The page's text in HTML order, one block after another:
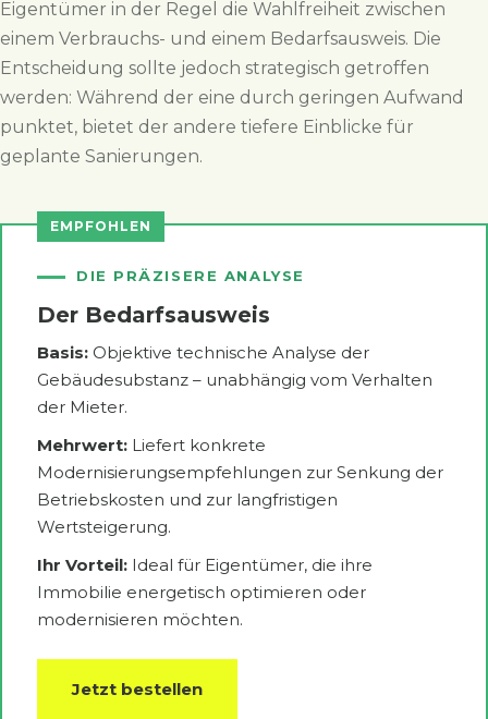
Eigentümer in der Regel die Wahlfreiheit zwischen
einem Verbrauchs- und einem Bedarfsausweis. Die
Entscheidung sollte jedoch strategisch getroffen
werden: Während der eine durch geringen Aufwand
punktet, bietet der andere tiefere Einblicke für
geplante Sanierungen.
EMPFOHLEN
DIE PRÄZISERE ANALYSE
Der Bedarfsausweis
Basis: Objektive technische Analyse der
Gebäudesubstanz – unabhängig vom Verhalten
der Mieter.
Mehrwert: Liefert konkrete
Modernisierungsempfehlungen zur Senkung der
Betriebskosten und zur langfristigen
Wertsteigerung.
Ihr Vorteil: Ideal für Eigentümer, die ihre
Immobilie energetisch optimieren oder
modernisieren möchten.
Jetzt bestellen